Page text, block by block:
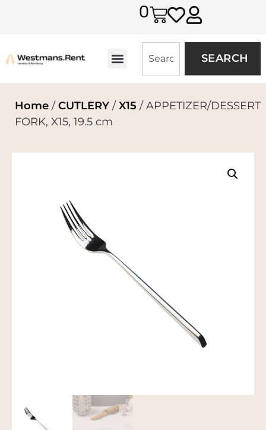
0
SEARCH
Home / CUTLERY / X15 / APPETIZER/DESSERT
FORK, X15, 19.5 cm